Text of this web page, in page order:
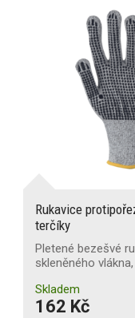
Rukavice
terčíky
Pletené bezešvé
skleněného
Skladem
162 Kč